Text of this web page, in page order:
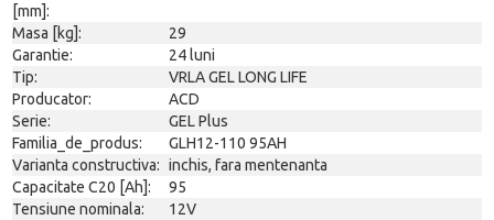
[mm]:
Masa [kg]:
29
Garantie:
24 luni
Tip:
VRLA GEL LONG LIFE
Producator:
ACD
Serie:
GEL Plus
Familia_de_produs:
GLH12-110 95AH
Varianta constructiva: inchis, fara mentenanta
Capacitate C20 [Ah]:
95
Tensiune nominala:
12V